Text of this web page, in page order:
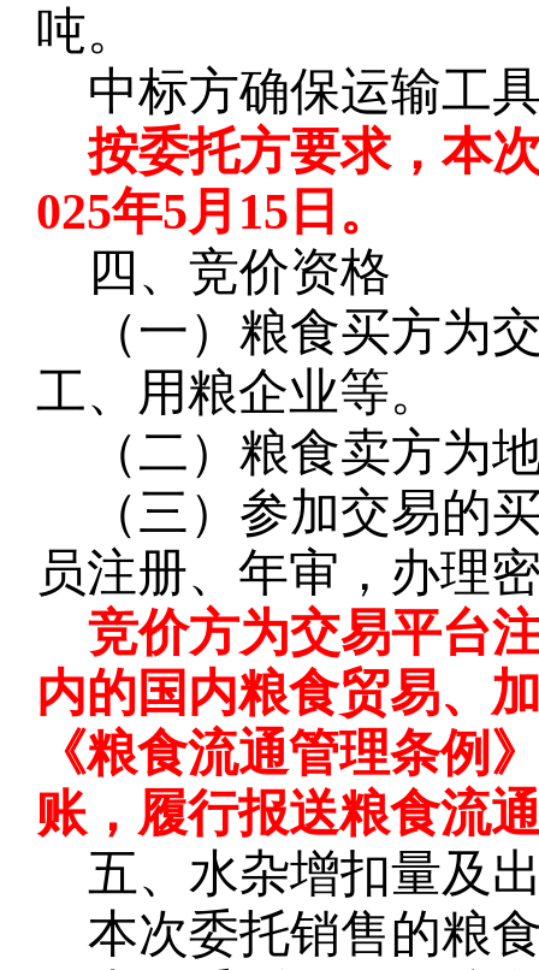
吨。
中标方确保运输工
按委托方要求，本
025年5月15日。
四、竞价资格
（一）粮食买方为
工、用粮企业等。
（二）粮食卖方为
（三）参加交易的
员注册、年审，办理
竞价方为交易平台
内的国内粮食贸易、
《粮食流通管理条例
账，履行报送粮食流
五、水杂增扣量及
本次委托销售的粮